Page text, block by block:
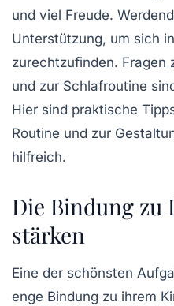
und viel Freude.
Unterstützung, um sich
zurechtzufinden. Fragen
und zur Schlafroutine
Hier sind praktische
Routine und zur
hilfreich.
Die Bindung zu
stärken
Eine der schönsten
enge Bindung zu ihrem